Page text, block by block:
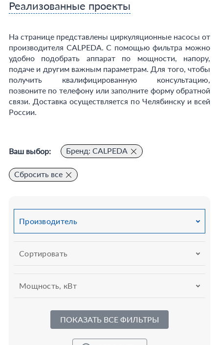
Реализованные проекты
На странице представлены циркуляционные насосы от
производителя CALPEDA. С помощью фильтра можно
удобно подобрать аппарат по мощности, напору,
подаче и другим важным параметрам. Для того, чтобы
получить квалифицированную консультацию,
позвоните по телефону или заполните форму обратной
связи. Доставка осуществляется по Челябинску и всей
России.
Ваш выбор: Бренд: CALPEDA
Сбросить все
Сортировать
Производитель
Мощность, кВт
ПОКАЗАТЬ ВСЕ ФИЛЬТРЫ